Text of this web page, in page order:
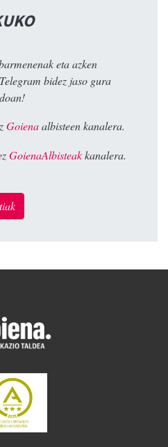
eta azken
bidez jaso gura
Goienaalbisteen kanalera.
GoienaAlbisteakkanalera.